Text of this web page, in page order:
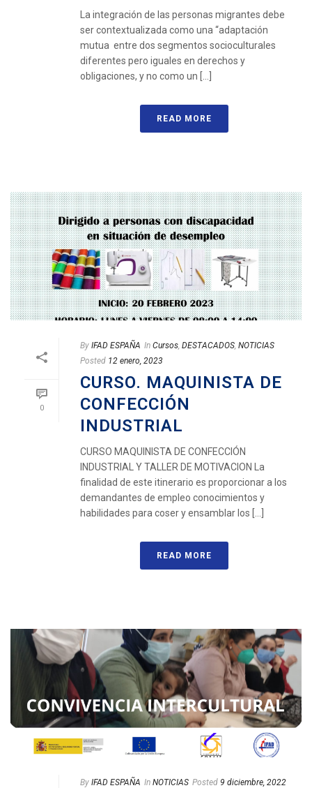
La integración de las personas migrantes debe
ser contextualizada como una “adaptación
mutua entre dos segmentos socioculturales
diferentes pero iguales en derechos y
obligaciones, y no como un [...]
READ MORE
0
By IFAD ESPAÑA In Cursos, DESTACADOS, NOTICIAS
Posted 12 enero, 2023
CURSO. MAQUINISTA DE
CONFECCIÓN
INDUSTRIAL
CURSO MAQUINISTA DE CONFECCIÓN
INDUSTRIAL Y TALLER DE MOTIVACION La
finalidad de este itinerario es proporcionar a los
demandantes de empleo conocimientos y
habilidades para coser y ensamblar los [...]
READ MORE
By IFAD ESPAÑA In NOTICIAS Posted 9 diciembre, 2022